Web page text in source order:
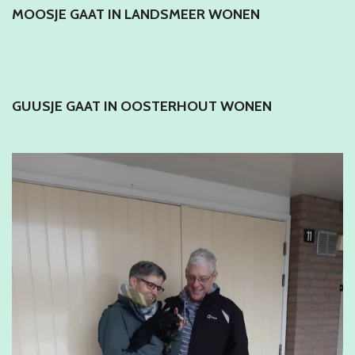
MOOSJE GAAT IN LANDSMEER WONEN
GUUSJE GAAT IN OOSTERHOUT WONEN